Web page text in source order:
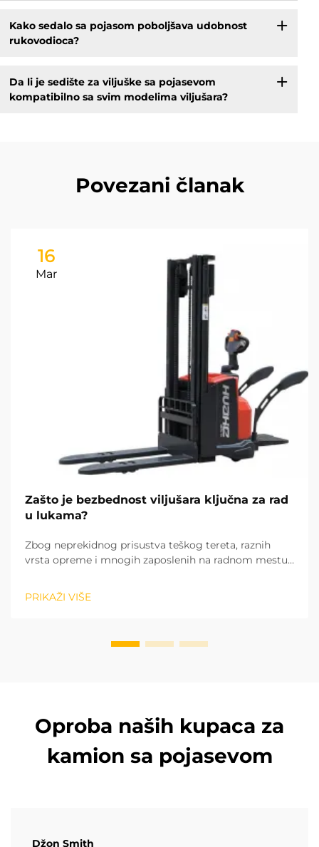
Kako sedalo sa pojasom poboljšava udobnost
rukovodioca?
Da li je sedište za viljuške sa pojasevom
kompatibilno sa svim modelima viljušara?
Povezani članak
16
Mar
Zašto je bezbednost viljušara ključna za rad
u lukama?
Zbog neprekidnog prisustva teškog tereta, raznih
vrsta opreme i mnogih zaposlenih na radnom mestu,
obavljaju u luci. Po mom iskustvu...
PRIKAŽI VIŠE
Oproba naših kupaca za
kamion sa pojasevom
Džon Smith